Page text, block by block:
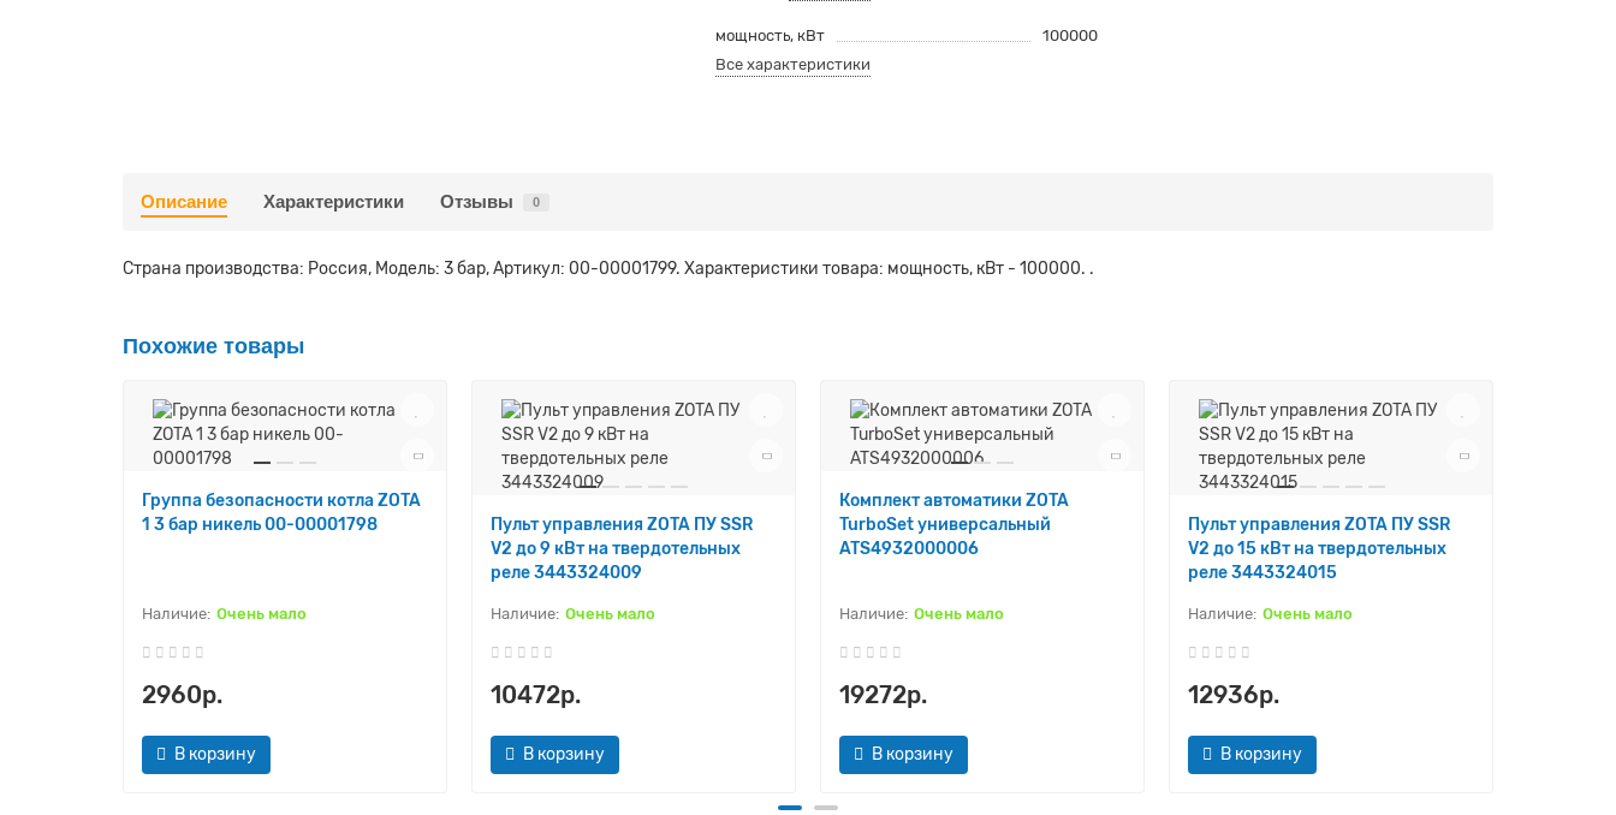
мощность, кВт
100000
Все характеристики
Описание Характеристики Отзывы 0
Страна производства: Россия, Модель: 3 бар, Артикул: 00-00001799. Характеристики товара: мощность, кВт - 100000. .
Похожие товары
Группа безопасности котла ZOTA
1 3 бар никель 00-00001798
Очень мало
2960р.
В корзину
Пульт управления ZOTA ПУ SSR
V2 до 9 кВт на твердотельных
реле 3443324009
Очень мало
10472р.
В корзину
Комплект автоматики ZOTA
TurboSet универсальный
ATS4932000006
Очень мало
19272р.
В корзину
Пульт управления ZOTA ПУ SSR
V2 до 15 кВт на твердотельных
реле 3443324015
Очень мало
12936р.
В корзину